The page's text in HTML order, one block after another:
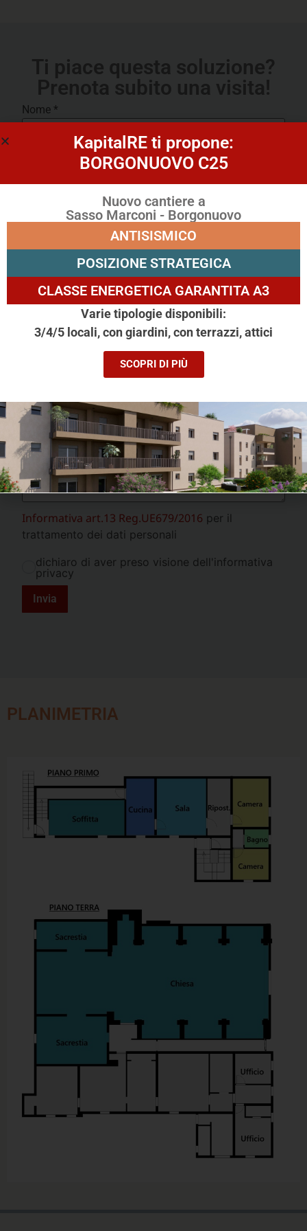
Ti piace questa soluzione?
Prenota subito una visita!
Nome *
Appuntamento
Giorno appuntamento
Ora appuntamento da
Ora appuntamento a
Messaggio
Informativa art.13 Reg.UE679/2016 per il
trattamento dei dati personali
dichiaro di aver preso visione dell'informativa
privacy
Invia
PLANIMETRIA
KapitalRE ti propone:
BORGONUOVO C25
Nuovo cantiere a
Sasso Marconi - Borgonuovo
ANTISISMICO
POSIZIONE STRATEGICA
CLASSE ENERGETICA GARANTITA A3
Varie tipologie disponibili:
3/4/5 locali, con giardini, con terrazzi, attici
SCOPRI DI PIÙ